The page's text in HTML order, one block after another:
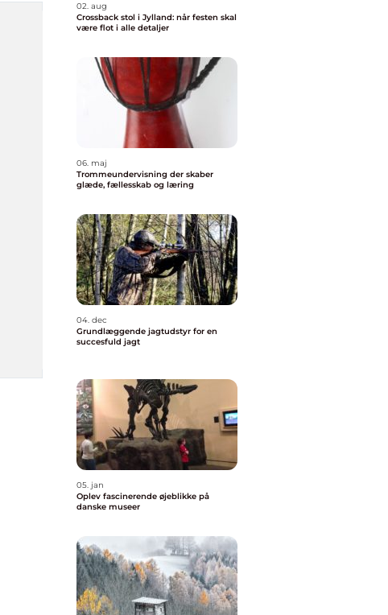
02. aug
Crossback stol i Jylland: når festen skal
være flot i alle detaljer
06. maj
Trommeundervisning der skaber
glæde, fællesskab og læring
04. dec
Grundlæggende jagtudstyr for en
succesfuld jagt
05. jan
Oplev fascinerende øjeblikke på
danske museer